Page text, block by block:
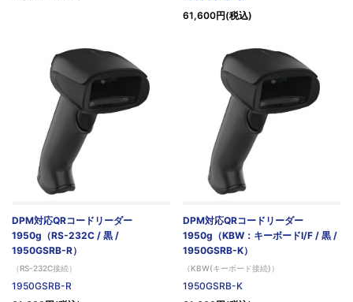
61,600円(税込)
DPM対応QRコードリーダー
1950g（RS-232C / 黒 /
1950GSRB-R）
（RS-232C接続）
1950GSRB-R
DPM対応QRコードリーダー
1950g（KBW：キーボードI/F / 黒 /
1950GSRB-K）
（KBW(キーボード接続)）
1950GSRB-K